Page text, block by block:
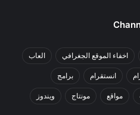
اخفاء الموقع الجغرافي العاب
انستقرام برامج
مواقع مونتاج ويندوز